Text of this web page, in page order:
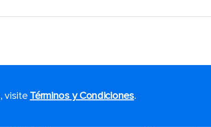
visite Términos y Condiciones.